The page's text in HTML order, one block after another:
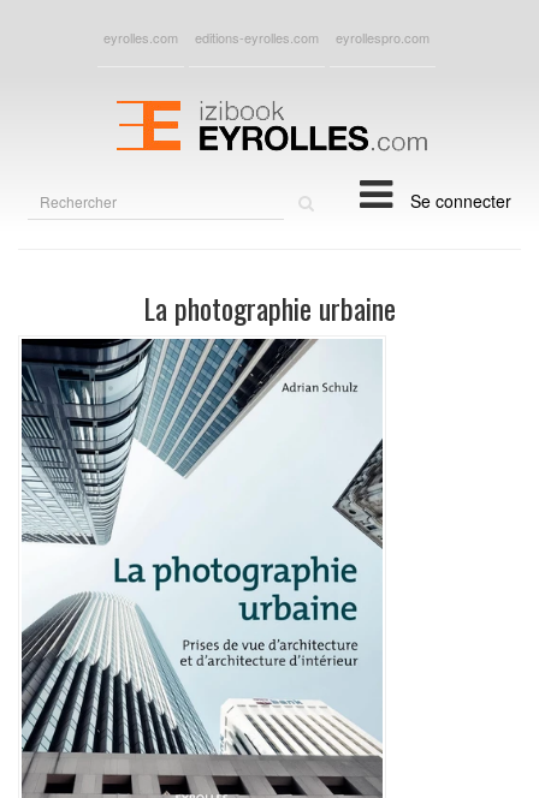
eyrolles.com editions-eyrolles.com eyrollespro.com
Se connecter
La photographie urbaine